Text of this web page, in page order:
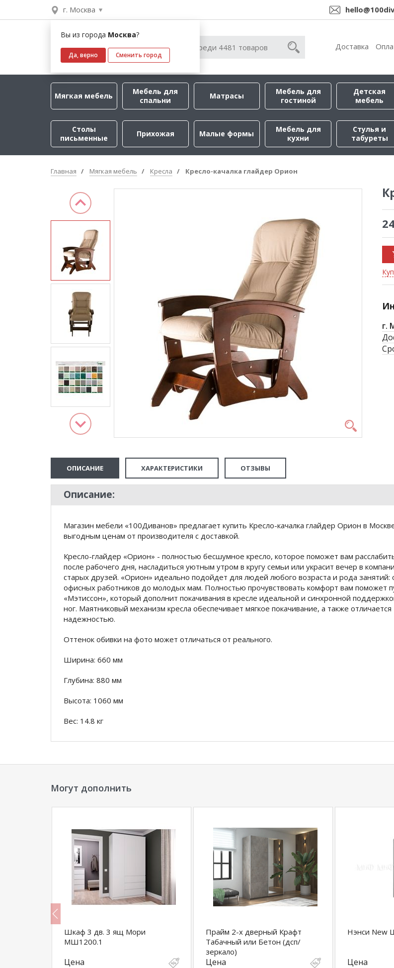
г. Москва
Вы из города Москва?
Да, верно Сменить город
Доставка
Мягкая мебель
Мебель для
спальни
Матрасы
Мебель для
гостиной
Детская
мебель
Столы
письменные
Прихожая Малые формы
Мебель для
кухни
Стулья и
табуреты
Главная Мягкая мебель Кресла Кресло-качалка глайдер Орион
г.
ОПИСАНИЕ ХАРАКТЕРИСТИКИ ОТЗЫВЫ
Описание:
Магазин мебели «100Диванов» предлагает купить Кресло-качалка глайдер Орион в
выгодным ценам от производителя с доставкой.
Кресло-глайдер «Орион» - полностью бесшумное кресло, которое поможет вам
после рабочего дня, насладиться уютным утром в кругу семьи или украсит вечер в
старых друзей. «Орион» идеально подойдет для людей любого возраста и рода занятий:
офисных работников до молодых мам. Полностью прочувствовать комфорт вам поможет
«Мэтиссон», который дополнит покачивания в кресле идеальной и синхронной
ног. Маятниковый механизм кресла обеспечивает мягкое покачивание, а также отличается
надежностью.
Оттенок обивки на фото может отличаться от реального.
Ширина: 660 мм
Глубина: 880 мм
Высота: 1060 мм
Вес: 14.8 кг
Нагрузка на кресло-качалку: 120 кг
Упаковка:Количество пакетов 1 шт Общий вес 18.3 кг Объем для расчета 0.40 м. куб.
*Дополнительную информацию о том, как купить
магазинаи могут отличаться от цен в розничных магазинах-салонах сети!
Могут дополнить
Шкаф 3 дв. 3 ящ Мори
МШ1200.1
Цена
Прайм 2-х дверный Крафт
Табачный или Бетон (дсп/
зеркало)
Цена
Нэнси New
Цена